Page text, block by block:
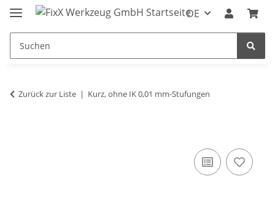
DE
Zurück zur Liste Kurz, ohne IK 0,01 mm-Stufungen